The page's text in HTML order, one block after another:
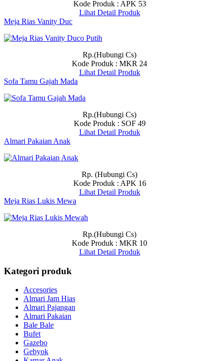
Kode Produk : APK 53
Lihat Detail Produk
Meja Rias Vanity Duc
Rp.(Hubungi Cs)
Kode Produk : MKR 24
Lihat Detail Produk
Sofa Tamu Gajah Mada
Rp.(Hubungi Cs)
Kode Produk : SOF 49
Lihat Detail Produk
Almari Pakaian Anak
Rp. (Hubungi Cs)
Kode Produk : APK 16
Lihat Detail Produk
Meja Rias Lukis Mewa
Rp.(Hubungi Cs)
Kode Produk : MKR 10
Lihat Detail Produk
Kategori produk
Accesories
Almari Jam Hias
Almari Pajangan
Almari Pakaian
Bale Bale
Bufet
Gazebo
Gebyok